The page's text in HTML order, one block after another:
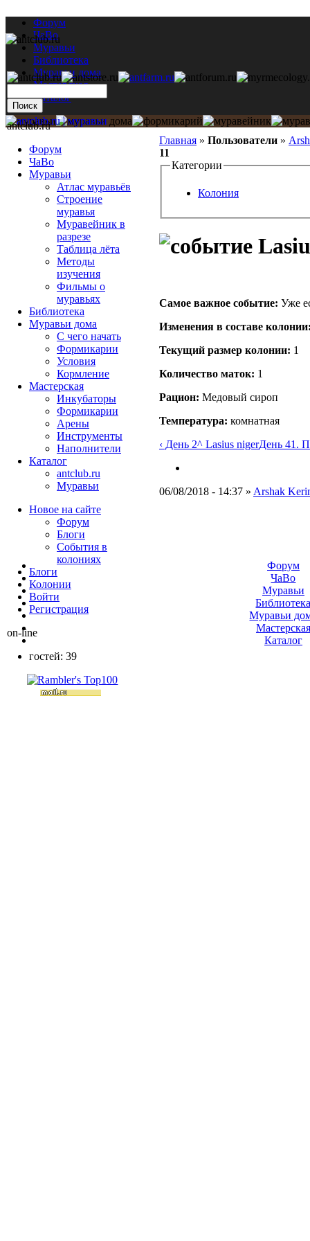
Форум
ЧаВо
Муравьи
Библиотека
Муравьи дома
Мастерская
Каталог
Главная » Пользователи »
11
Категории
Колония
Самое важное событие: Уже
Изменения в составе
Текущий размер кoлонии: 1
Количество маток: 1
Рацион: Медовый сироп
Температура: комнатная
‹ День 2^ Lasius nigerДень 41.
06/08/2018 - 14:37 » Arshak
antclub.ru
Форум
ЧаВо
Муравьи
Атлас муравьёв
Строение
муравья
Муравейник в
разрезе
Таблица лёта
Методы
изучения
Фильмы о
муравьях
Библиотека
Муравьи дома
С чего начать
Формикарии
Условия
Кормление
Мастерская
Инкубаторы
Формикарии
Арены
Инструменты
Наполнители
Каталог
antclub.ru
Муравьи
Новое на сайте
Форум
Блоги
События в
колониях
Блоги
Колонии
Войти
Peгиcтpaция
on-line
гостей: 39
Форум
ЧаВо
Муравьи
Муравьи
Мастерская
Каталог